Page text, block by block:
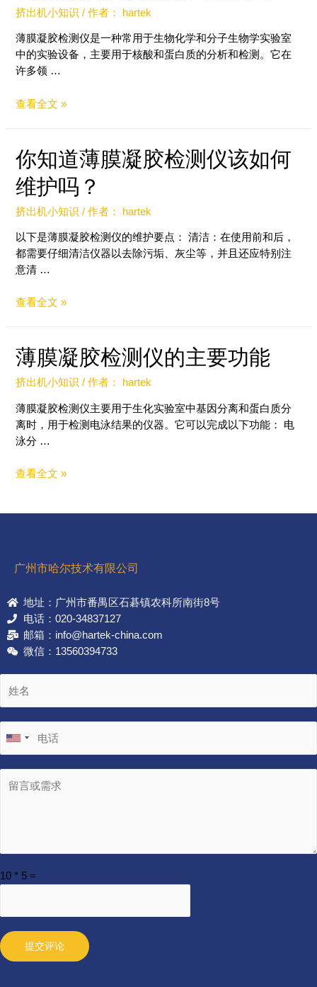
挤出机小知识 / 作者： hartek
薄膜凝胶检测仪是一种常用于生物化学和分子生物学实验室
中的实验设备，主要用于核酸和蛋白质的分析和检测。它在
许多领 …
查看全文 »
你知道薄膜凝胶检测仪该如何
维护吗？
挤出机小知识 / 作者： hartek
以下是薄膜凝胶检测仪的维护要点： 清洁：在使用前和后，
都需要仔细清洁仪器以去除污垢、灰尘等，并且还应特别注
意清 …
查看全文 »
薄膜凝胶检测仪的主要功能
挤出机小知识 / 作者： hartek
薄膜凝胶检测仪主要用于生化实验室中基因分离和蛋白质分
离时，用于检测电泳结果的仪器。它可以完成以下功能： 电
泳分 …
查看全文 »
广州市哈尔技术有限公司
地址：广州市番禺区石碁镇农科所南街8号
电话：020-34837127
邮箱：info@hartek-china.com
微信：13560394733
10 * 5 =
提交评论